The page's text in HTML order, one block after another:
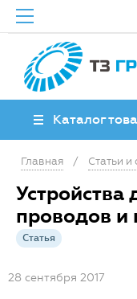
Каталог
Главная / Статьи и
Устройства
проводов и
Статья
28 сентября 2017